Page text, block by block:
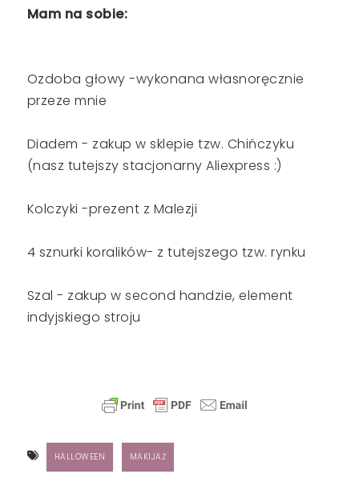
Mam na sobie:
Ozdoba głowy -wykonana własnoręcznie
przeze mnie
Diadem - zakup w sklepie tzw. Chińczyku
(nasz tutejszy stacjonarny Aliexpress :)
Kolczyki -prezent z Malezji
4 sznurki koralików- z tutejszego tzw. rynku
Szal - zakup w second handzie, element
indyjskiego stroju
HALLOWEEN MAKIJAŻ